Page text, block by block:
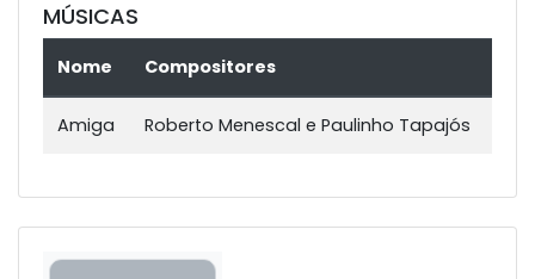
MÚSICAS
Nome Compositores
Amiga Roberto Menescal e Paulinho Tapajós